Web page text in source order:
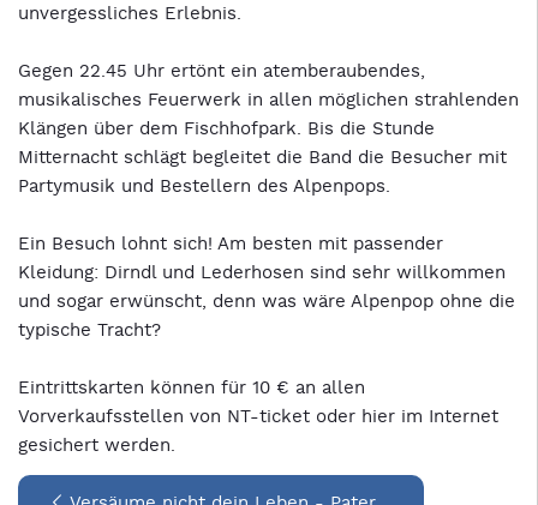
unvergessliches Erlebnis.
Gegen 22.45 Uhr ertönt ein atemberaubendes,
musikalisches Feuerwerk in allen möglichen strahlenden
Klängen über dem Fischhofpark. Bis die Stunde
Mitternacht schlägt begleitet die Band die Besucher mit
Partymusik und Bestellern des Alpenpops.
Ein Besuch lohnt sich! Am besten mit passender
Kleidung: Dirndl und Lederhosen sind sehr willkommen
und sogar erwünscht, denn was wäre Alpenpop ohne die
typische Tracht?
Eintrittskarten können für 10 € an allen
Vorverkaufsstellen von NT-ticket oder hier im Internet
gesichert werden.